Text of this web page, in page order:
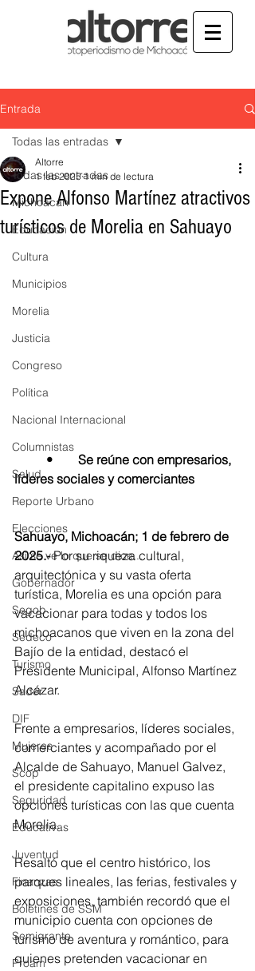
Entrada
Todas las entradas
Michoacán
Educación
Cultura
Municipios
Morelia
Justicia
Congreso
Política
Nacional Internacional
Columnistas
Salud
Reporte Urbano
Elecciones
Así se ve lo que se dice...
Gobernador
Segob
Sedeco
Turismo
Sader
DIF
Mujeres
Scop
Seguridad
Educativas
Juventud
Finanzas
Boletines de SSM
Semigrante
Proam
Todas las entradas
Expone Alfonso Martínez atractivos
turísticos de Morelia en Sahuayo
Altorre
1 feb 2025 1 min de lectura
líderes sociales y comerciantes
Sahuayo, Michoacán; 1 de febrero de
2025.- Por su riqueza cultural,
arquitectónica y su vasta oferta
turística, Morelia es una opción para
vacacionar para todas y todos los
michoacanos que viven en la zona del
Bajío de la entidad, destacó el
Presidente Municipal, Alfonso Martínez
Alcázar.
Frente a empresarios, líderes sociales,
comerciantes y acompañado por el
Alcalde de Sahuayo, Manuel Galvez,
el presidente capitalino expuso las
opciones turísticas con las que cuenta
Morelia.
Resaltó que el centro histórico, los
parques lineales, las ferias, festivales y
exposiciones, también recordó que el
municipio cuenta con opciones de
turismo de aventura y romántico, para
quienes pretenden vacacionar en